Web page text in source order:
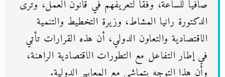
صافيًا للساعة، وفقًا لتعريفهم في قانون العمل، وترى
الدكتورة رانيا المشاط، وزيرة التخطيط والتنمية
الاقتصادية والتعاون الدولي، أن هذه القرارات تأتي
في إطار التفاعل مع التطورات الاقتصادية الراهنة،
وأن هذا التوجه يتماشى مع المعايير الدولية.